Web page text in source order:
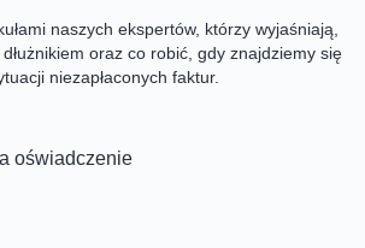
naszych ekspertów, którzy wyjaśniają,
oraz co robić, gdy znajdziemy się
niezapłaconych faktur.